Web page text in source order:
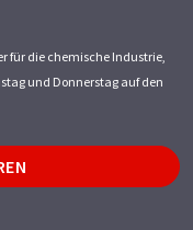
für die chemische Industrie,
und Donnerstag auf den